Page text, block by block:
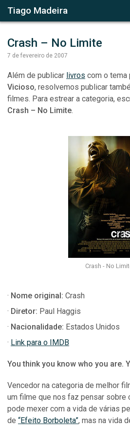
Tiago Madeira
Crash – No Limite
7 de fevereiro de 2007
Além de publicar livros com o tema
Vicioso, resolvemos publicar
filmes. Para estrear a categoria,
Crash – No Limite.
Crash - No
Nome original: Crash
Diretor: Paul Haggis
Nacionalidade: Estados Unidos
Link para o IMDB
You think you know who you are.
Vencedor na categoria de melhor
um filme que nos faz pensar sobre
pode mexer com a vida de várias
de “Efeito Borboleta”, mas na vida